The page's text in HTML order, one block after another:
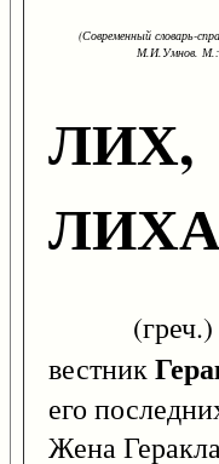
(Современный словарь-
М.И.Умнов. М.:
ЛИХ,
(греч.) -
вестник
его
Жена